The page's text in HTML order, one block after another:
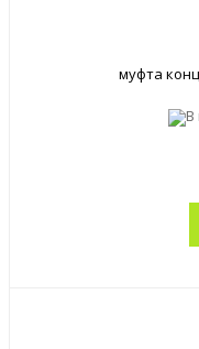
муфта
В